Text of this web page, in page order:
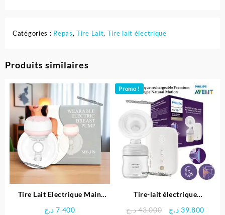
Catégories : Repas,Tire Lait, Tire lait électrique
Produits similaires
Tire Lait Electrique Main
7.400 د.ج
Promo !
Tire-lait électrique
43.000 د.ج Le 39.800 د.ج